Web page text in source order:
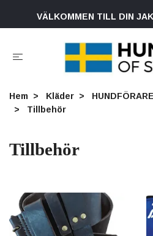
VÄLKOMMEN TILL DIN
Hem Kläder
Tillbehör
Tillbehör